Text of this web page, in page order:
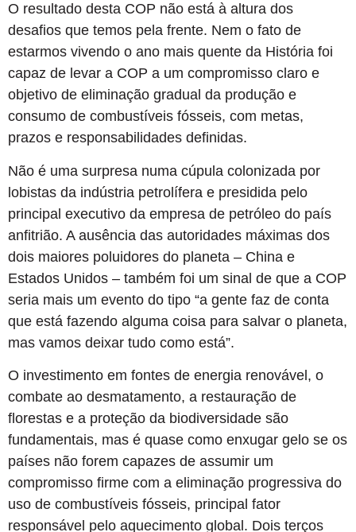
O resultado desta COP não está à altura dos
desafios que temos pela frente. Nem o fato de
estarmos vivendo o ano mais quente da História foi
capaz de levar a COP a um compromisso claro e
objetivo de eliminação gradual da produção e
consumo de combustíveis fósseis, com metas,
prazos e responsabilidades definidas.
Não é uma surpresa numa cúpula colonizada por
lobistas da indústria petrolífera e presidida pelo
principal executivo da empresa de petróleo do país
anfitrião. A ausência das autoridades máximas dos
dois maiores poluidores do planeta – China e
Estados Unidos – também foi um sinal de que a COP
seria mais um evento do tipo “a gente faz de conta
que está fazendo alguma coisa para salvar o planeta,
mas vamos deixar tudo como está”.
O investimento em fontes de energia renovável, o
combate ao desmatamento, a restauração de
florestas e a proteção da biodiversidade são
fundamentais, mas é quase como enxugar gelo se os
países não forem capazes de assumir um
compromisso firme com a eliminação progressiva do
uso de combustíveis fósseis, principal fator
responsável pelo aquecimento global. Dois terços